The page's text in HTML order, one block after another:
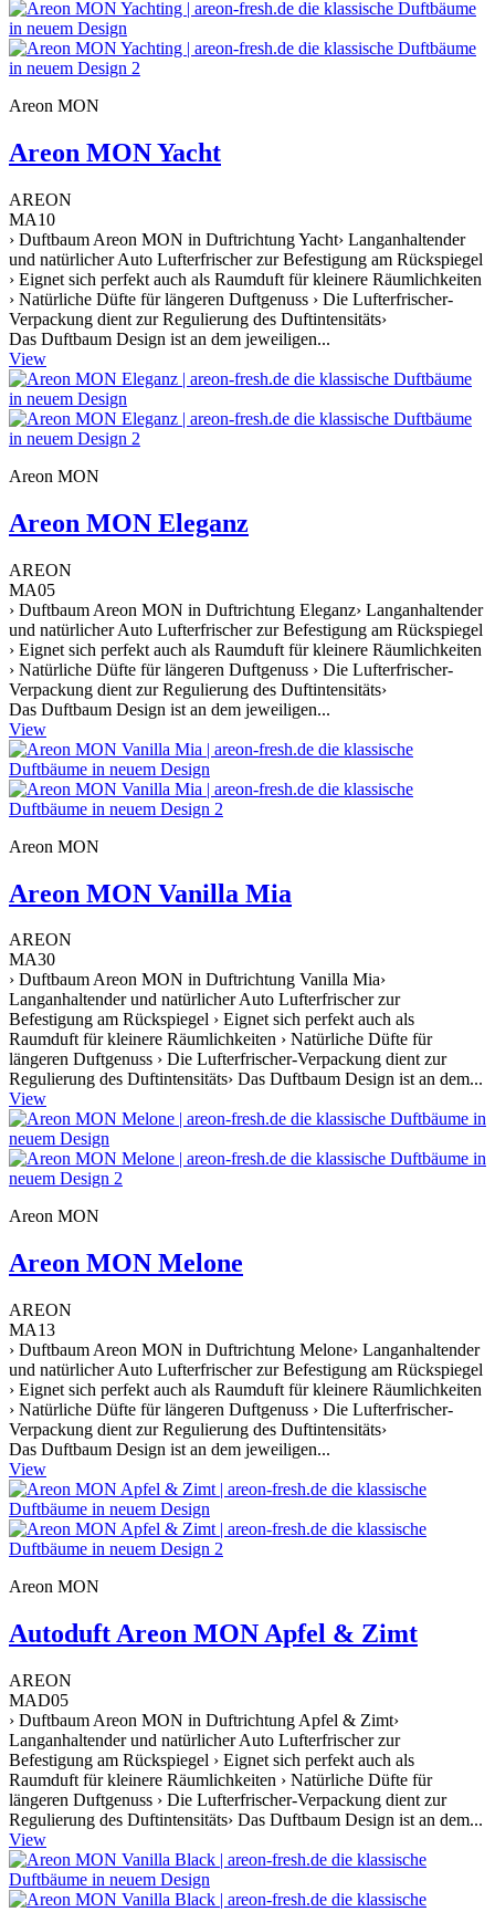
Areon MON
Areon MON Yacht
AREON
MA10
› Duftbaum Areon MON in Duftrichtung Yacht› Langanhaltender
und natürlicher Auto Lufterfrischer zur Befestigung am Rückspiegel
› Eignet sich perfekt auch als Raumduft für kleinere Räumlichkeiten
› Natürliche Düfte für längeren Duftgenuss › Die Lufterfrischer-
Verpackung dient zur Regulierung des Duftintensitäts›
Das Duftbaum Design ist an dem jeweiligen...
View
Areon MON
Areon MON Eleganz
AREON
MA05
› Duftbaum Areon MON in Duftrichtung Eleganz› Langanhaltender
und natürlicher Auto Lufterfrischer zur Befestigung am Rückspiegel
› Eignet sich perfekt auch als Raumduft für kleinere Räumlichkeiten
› Natürliche Düfte für längeren Duftgenuss › Die Lufterfrischer-
Verpackung dient zur Regulierung des Duftintensitäts›
Das Duftbaum Design ist an dem jeweiligen...
View
Areon MON
Areon MON Vanilla Mia
AREON
MA30
› Duftbaum Areon MON in Duftrichtung Vanilla Mia›
Langanhaltender und natürlicher Auto Lufterfrischer zur
Befestigung am Rückspiegel › Eignet sich perfekt auch als
Raumduft für kleinere Räumlichkeiten › Natürliche Düfte für
längeren Duftgenuss › Die Lufterfrischer-Verpackung dient zur
Regulierung des Duftintensitäts› Das Duftbaum Design ist an dem...
View
Areon MON
Areon MON Melone
AREON
MA13
› Duftbaum Areon MON in Duftrichtung Melone› Langanhaltender
und natürlicher Auto Lufterfrischer zur Befestigung am Rückspiegel
› Eignet sich perfekt auch als Raumduft für kleinere Räumlichkeiten
› Natürliche Düfte für längeren Duftgenuss › Die Lufterfrischer-
Verpackung dient zur Regulierung des Duftintensitäts›
Das Duftbaum Design ist an dem jeweiligen...
View
Areon MON
Autoduft Areon MON Apfel & Zimt
AREON
MAD05
› Duftbaum Areon MON in Duftrichtung Apfel & Zimt›
Langanhaltender und natürlicher Auto Lufterfrischer zur
Befestigung am Rückspiegel › Eignet sich perfekt auch als
Raumduft für kleinere Räumlichkeiten › Natürliche Düfte für
längeren Duftgenuss › Die Lufterfrischer-Verpackung dient zur
Regulierung des Duftintensitäts› Das Duftbaum Design ist an dem...
View